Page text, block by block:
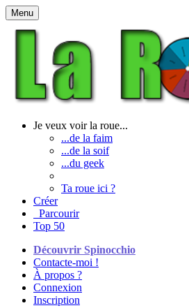
Menu
Je veux voir la roue...
...de la faim
...de la soif
...du geek
Ta roue ici ?
Créer
Parcourir
Top 50
Découvrir Spinocchio
Contacte-moi !
À propos ?
Connexion
Inscription